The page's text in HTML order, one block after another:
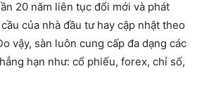
20 năm liên tục đổi mới và phát
của nhà đầu tư hay cập nhật theo
vậy, sàn luôn cung cấp đa dạng các
hạn như: cổ phiếu, forex, chỉ số,